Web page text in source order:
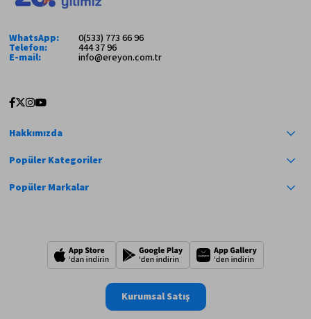
WhatsApp: 0(533) 773 66 96
Telefon: 444 37 96
E-mail: info@ereyon.com.tr
Hakkımızda
Popüler Kategoriler
Popüler Markalar
Kurumsal Satış